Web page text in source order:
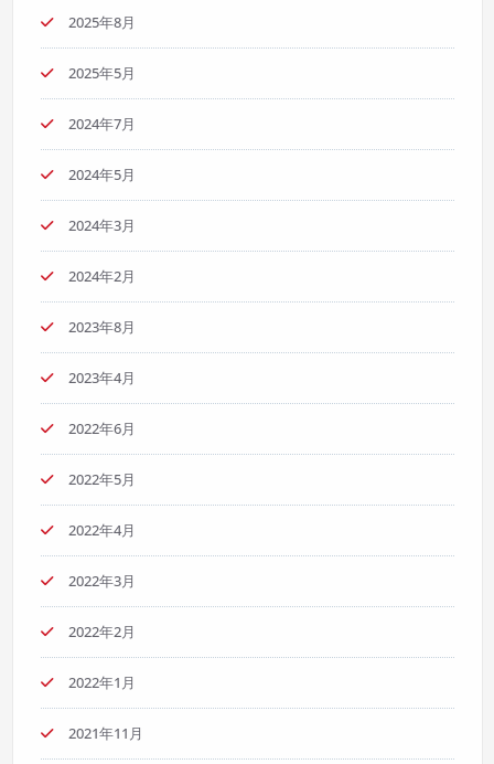
2025年8月
2025年5月
2024年7月
2024年5月
2024年3月
2024年2月
2023年8月
2023年4月
2022年6月
2022年5月
2022年4月
2022年3月
2022年2月
2022年1月
2021年11月